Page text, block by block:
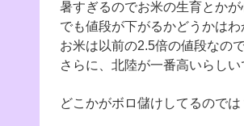
暑すぎるのでお米の生育とか
でも値段が下がるかどうかはわ
お米は以前の2.5倍の値段なの
さらに、北陸が一番高いらしい
どこかがボロ儲けしてるのでは